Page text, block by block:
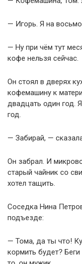
— Игорь. Я на
— Ну при чём тут
кофе нельзя сейчас.
Он стоял в дверях
кофемашину к
двадцать один год.
год.
— Забирай, —
Он забрал. И
старый чайник со
хотел тащить.
Соседка Нина
подъезде:
— Тома, да ты что!
кормить будет?